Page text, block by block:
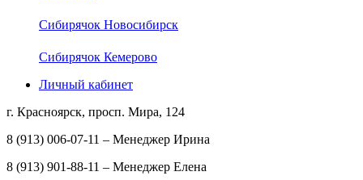
Сибирячок Новосибирск
Сибирячок Кемерово
Личный кабинет
г. Красноярск, просп. Мира, 124
8 (913) 006-07-11 – Менеджер Ирина
8 (913) 901-88-11 – Менеджер Елена